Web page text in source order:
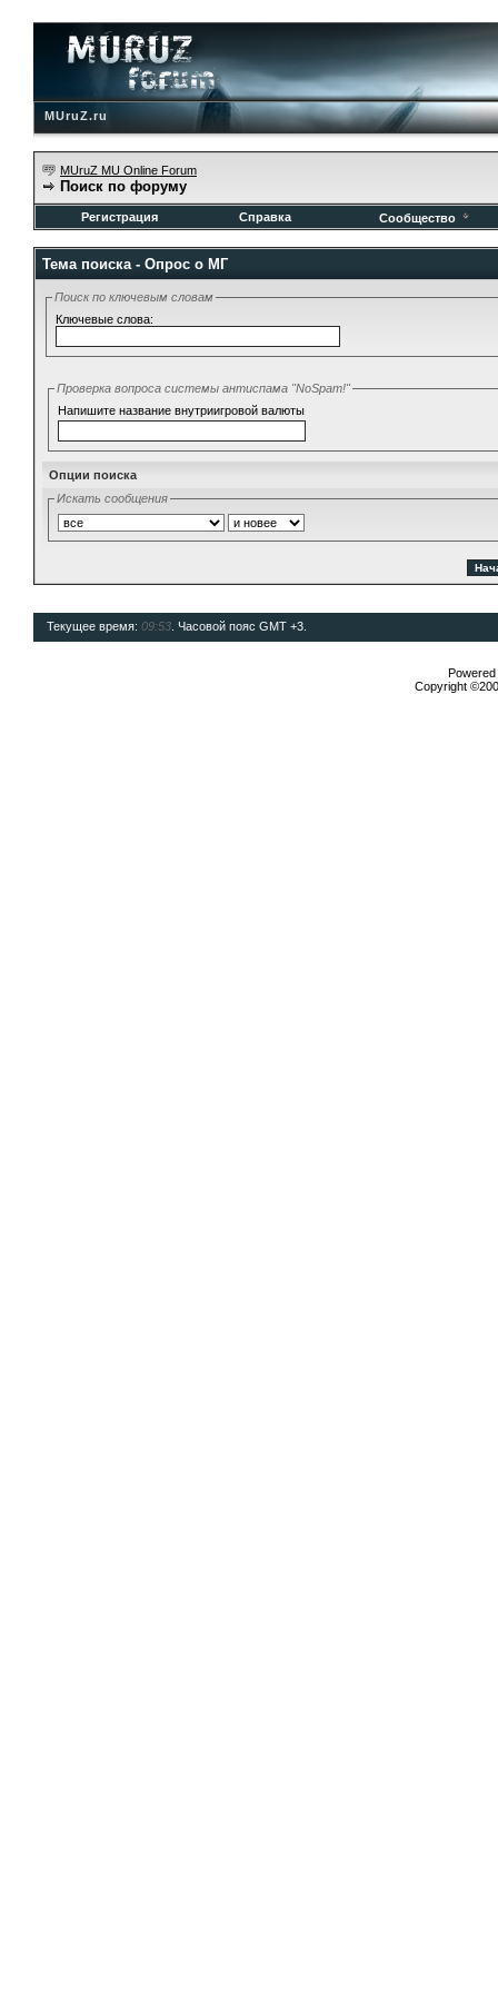
MUruZ.ru
MUruZ MU Online Forum
Поиск по форуму
Регистрация Справка Сообщество
Тема поиска - Опрос о МГ
Поиск по ключевым словам
Ключевые слова:
Проверка вопроса системы антиспама "NoSpam!"
Напишите название внутриигровой валюты
Опции поиска
Искать сообщения
Текущее время: 09:53 . Часовой пояс GMT +3.
Copyright